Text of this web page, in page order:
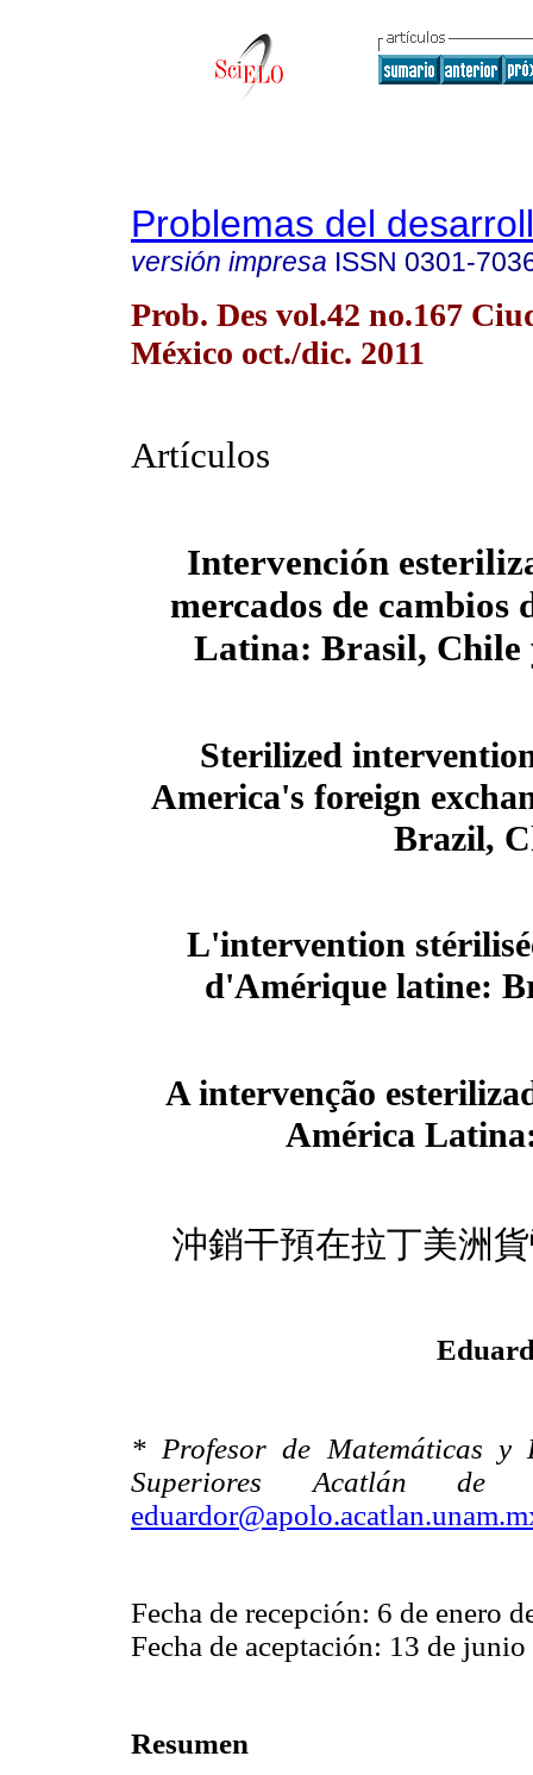
Problemas del
versión impresa ISSN 0301-
Prob. Des vol.42 no.167
México oct./dic. 2011
Artículos
Intervención
mercados de cambios
Latina: Brasil, Chile
Sterilized
America's foreign
Brazil,
L'intervention
d'Amérique latine:
A intervenção
América
沖銷干預在拉丁美洲
* Profesor de Matemáticas y
Superiores Acatlán de
Fecha de recepción: 6 de enero
Fecha de aceptación: 13 de junio
Resumen